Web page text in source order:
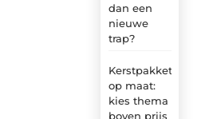
dan een
nieuwe
trap?
Kerstpakket
op maat:
kies thema
boven prijs